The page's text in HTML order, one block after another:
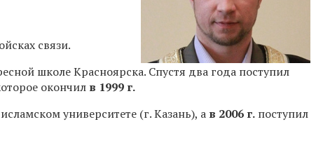
связи.
школе Красноярска. Спустя два года поступил
окончил в 1999 г.
университете (г. Казань), а в 2006 г. поступил